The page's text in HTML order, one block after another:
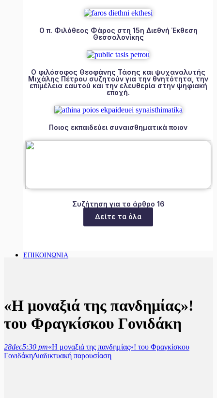
Ο π. Φιλόθεος Φάρος στη 15η Διεθνή Έκθεση
Θεσσαλονίκης
Ο φιλόσοφος Θεοφάνης Τάσης και ψυχαναλυτής
Μιχάλης Πέτρου συζητούν για την θνητότητα, την
επιμέλεια εαυτού και την ελευθερία στην ψηφιακή
εποχή.
Ποιος εκπαιδεύει συναισθηματικά ποιον
Συζήτηση για το άρθρο 16
Δείτε τα όλα
ΕΠΙΚΟΙΝΩΝΙΑ
«Η μοναξιά της πανδημίας»!
του Φραγκίσκου Γονιδάκη
28dec5:30 pm«Η μοναξιά της πανδημίας»! του Φραγκίσκου
ΓονιδάκηΔιαδικτυακή παρουσίαση